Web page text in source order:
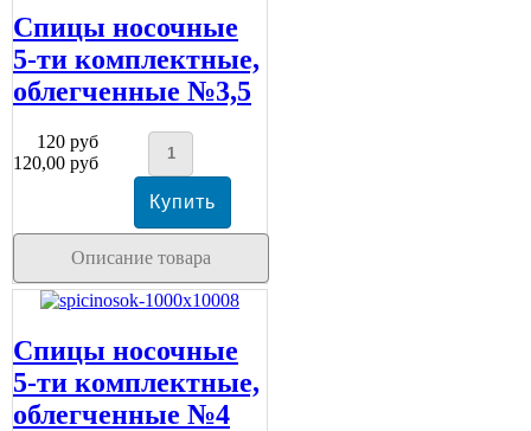
Спицы носочные
5-ти комплектные,
облегченные №3,5
120 руб
120,00 руб
Описание товара
Спицы носочные
5-ти комплектные,
облегченные №4